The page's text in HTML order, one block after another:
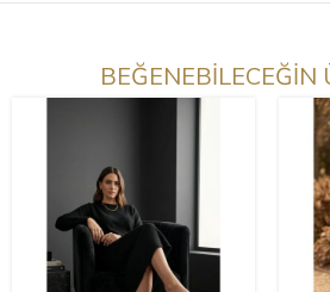
BEĞENEBİLECEĞİN